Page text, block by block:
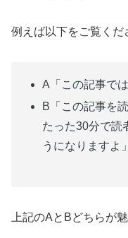
例えば以下をご覧くだ
A「この記事で
B「この記事を
たった30分で読
うになりますよ」
上記のAとBどちらが